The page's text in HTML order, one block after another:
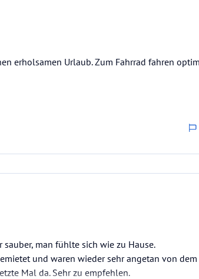
erholsamen Urlaub. Zum Fahrrad fahren
man fühlte sich wie zu Hause.
und waren wieder sehr angetan von
Mal da. Sehr zu empfehlen.